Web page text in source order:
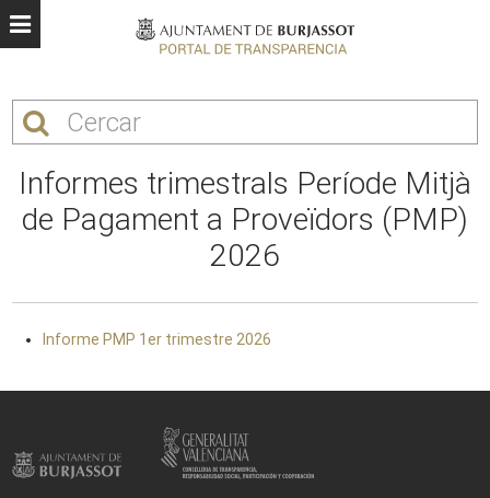
Informes trimestrals Període Mitjà
de Pagament a Proveïdors (PMP)
2026
Informe PMP 1er trimestre 2026